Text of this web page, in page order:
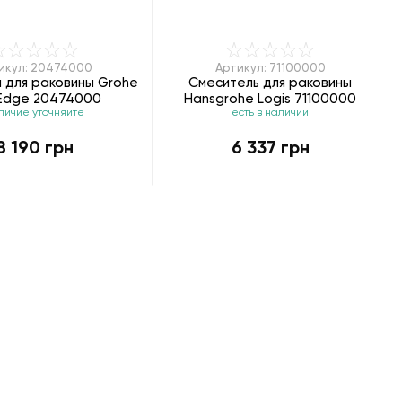
20474000
для раковины Grohe
20474000
уточняйте
190 грн
Артикул: 71100000
Смеситель для раковины
Hansgrohe Logis 71100000
есть в наличии
6 337 грн